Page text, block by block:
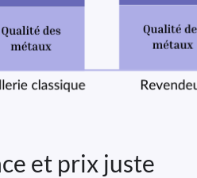
et prix juste